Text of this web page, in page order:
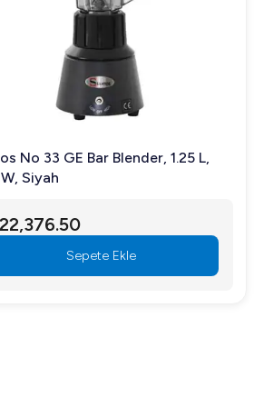
fazla bilgi için hemen bizimle iletişime
No 33 GE Bar Blender, 1.25 L,
Siyah
Sepete Ekle